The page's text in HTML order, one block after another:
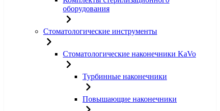
оборудования
Стоматологические инструменты
Стоматологические наконечники KaVo
Турбинные наконечники
Повышающие наконечники